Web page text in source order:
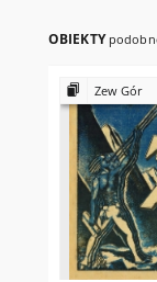
OBIEKTY
Zew Gór